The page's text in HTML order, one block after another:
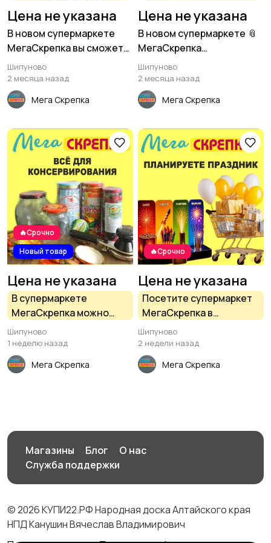
Цена не указана
В новом супермаркете
МегаСкрепка вы сможете
приобрести всё для
пикника на природе 🏡
Шипуново
2 месяца назад
Мега Скрепка
Цена не указана
В новом супермаркете 📎
МегаСкрепка
расширенный
ассортимент товаров для
ремонта.
Шипуново
2 месяца назад
Мега Скрепка
🔥Срочно
Новый товар
Цена не указана
В супермаркете
МегаСкрепка можно
приобрести всё для
консервирования
заготовок на зиму
Шипуново
1 неделю назад
Мега Скрепка
🔥Срочно
Цена не указана
Посетите супермаркет
МегаСкрепка в
Шипуново, если начали
подготовку к
Празднику!
Шипуново
2 недели назад
Мега Скрепка
Магазины Блог
О нас
Служба поддержки
© 2026 КУПИ22.РФ Народная доска Алтайского края
НПД Канушин Вячеслав Владимирович